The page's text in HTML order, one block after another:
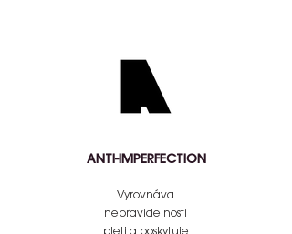
ANTI-IMPERFECTION
Vyrovnáva
nepravidelnosti